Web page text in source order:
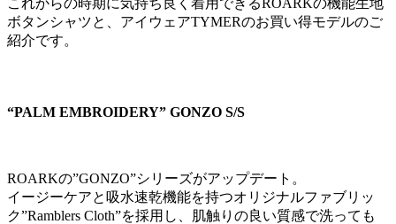
ボタンシャツと、アイウェアTYMERのお買い得モデルのご
紹介です。
“PALM EMBROIDERY” GONZO S/S
ROARKの”GONZO”シリーズがアップデート。
イージーケアと吸水速乾機能を持つオリジナルファブリッ
ク”Ramblers Cloth”を採用し、肌触りの良い質感で洗っても